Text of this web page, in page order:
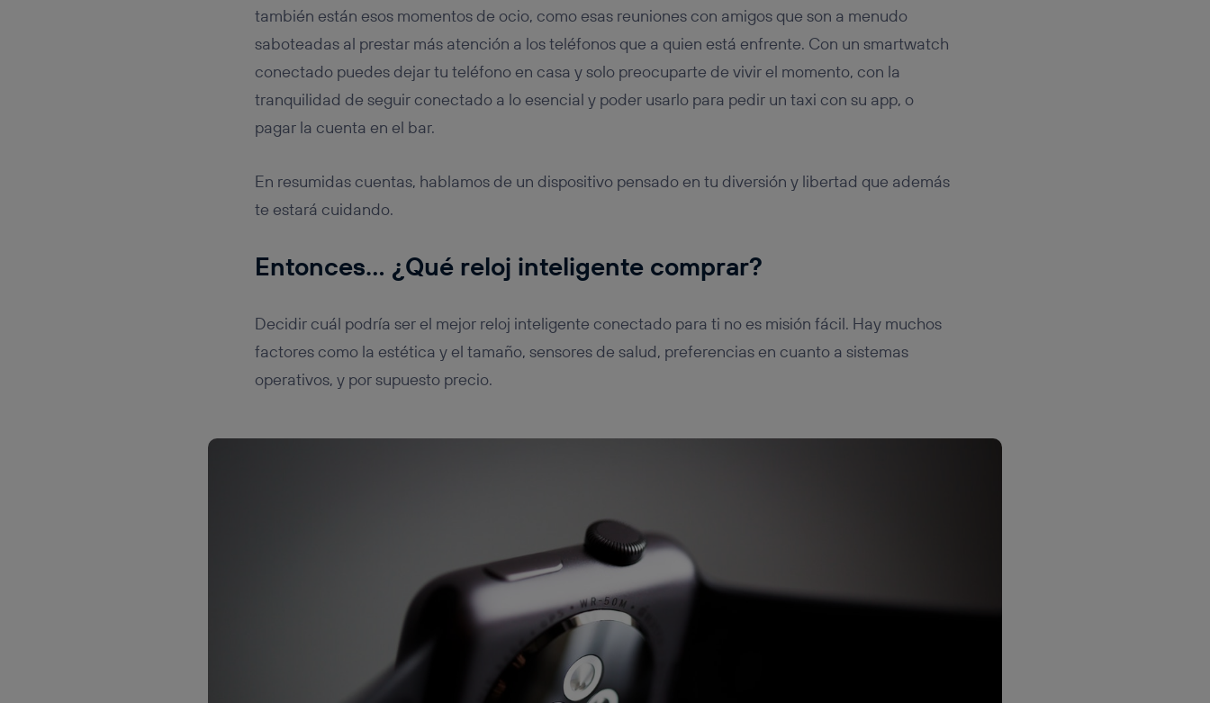
también están esos momentos de ocio, como esas reuniones con amigos que son a menudo
saboteadas al prestar más atención a los teléfonos que a quien está enfrente. Con un smartwatch
conectado puedes dejar tu teléfono en casa y solo preocuparte de vivir el momento, con la
tranquilidad de seguir conectado a lo esencial y poder usarlo para pedir un taxi con su app, o
pagar la cuenta en el bar.
En resumidas cuentas, hablamos de un dispositivo pensado en tu diversión y libertad que además
te estará cuidando.
Entonces… ¿Qué reloj inteligente comprar?
Decidir cuál podría ser el mejor reloj inteligente conectado para ti no es misión fácil. Hay muchos
factores como la estética y el tamaño, sensores de salud, preferencias en cuanto a sistemas
operativos, y por supuesto precio.